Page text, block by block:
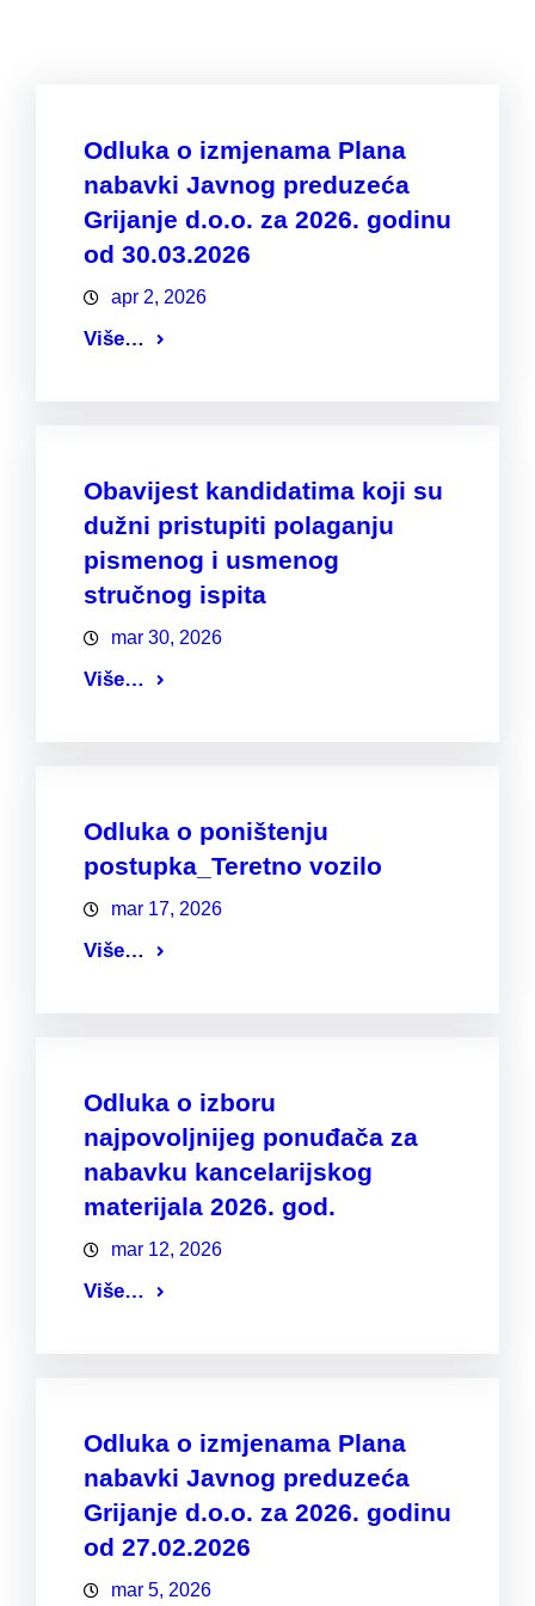
Odluka o izmjenama Plana
nabavki Javnog preduzeća
Grijanje d.o.o. za 2026. godinu
od 30.03.2026
apr 2, 2026
Više…
Obavijest kandidatima koji su
dužni pristupiti polaganju
pismenog i usmenog
stručnog ispita
mar 30, 2026
Više…
Odluka o poništenju
postupka_Teretno vozilo
mar 17, 2026
Više…
Odluka o izboru
najpovoljnijeg ponuđača za
nabavku kancelarijskog
materijala 2026. god.
mar 12, 2026
Više…
Odluka o izmjenama Plana
nabavki Javnog preduzeća
Grijanje d.o.o. za 2026. godinu
od 27.02.2026
mar 5, 2026